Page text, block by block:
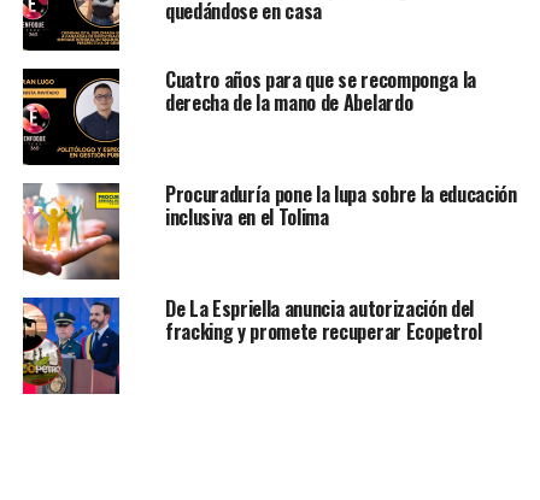
quedándose en casa
Cuatro años para que se recomponga la
derecha de la mano de Abelardo
Procuraduría pone la lupa sobre la educación
inclusiva en el Tolima
De La Espriella anuncia autorización del
fracking y promete recuperar Ecopetrol